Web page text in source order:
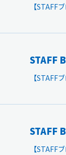
【STAFF
STAFF
【
STAFF
【STAFF